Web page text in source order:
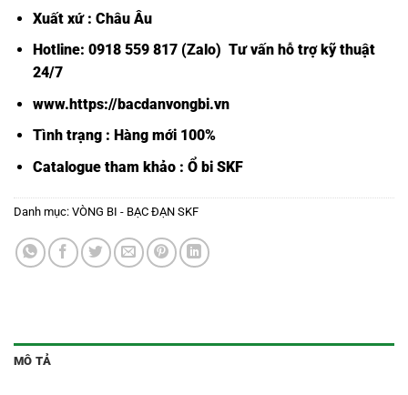
Xuất xứ : Châu Âu
Hotline: 0918 559 817 (Zalo) Tư vấn hỗ trợ kỹ thuật
24/7
www.https://bacdanvongbi.vn
Tình trạng : Hàng mới 100%
Catalogue tham khảo : Ổ bi SKF
Danh mục: VÒNG BI - BẠC ĐẠN SKF
MÔ TẢ